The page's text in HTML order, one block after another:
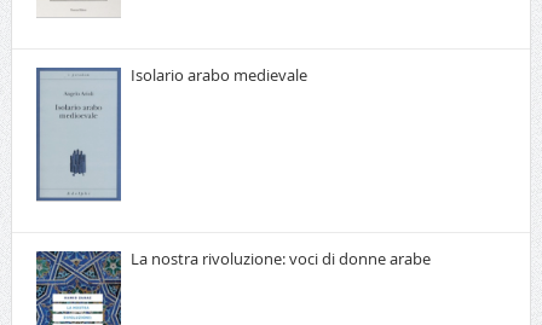
Isolario arabo medievale
La nostra rivoluzione: voci di donne arabe